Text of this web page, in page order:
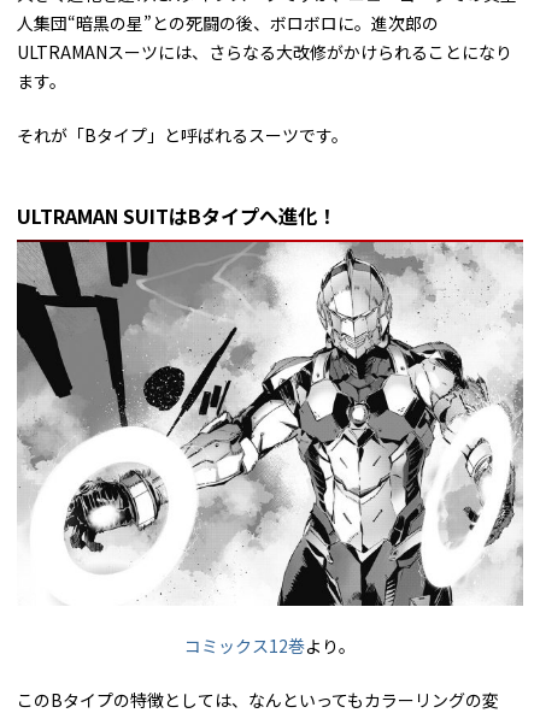
人集団“暗黒の星”との死闘の後、ボロボロに。進次郎の
ULTRAMANスーツには、さらなる大改修がかけられることになり
ます。
それが「Bタイプ」と呼ばれるスーツです。
ULTRAMAN SUITはBタイプへ進化！
コミックス12巻より。
このBタイプの特徴としては、なんといってもカラーリングの変